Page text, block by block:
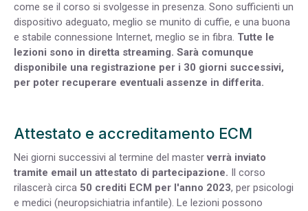
come se il corso si svolgesse in presenza. Sono sufficienti un
dispositivo adeguato, meglio se munito di cuffie, e una buona
e stabile connessione Internet, meglio se in fibra. Tutte le
lezioni sono in diretta streaming. Sarà comunque
disponibile una registrazione per i 30 giorni successivi,
per poter recuperare eventuali assenze in differita.
Attestato e accreditamento ECM
Nei giorni successivi al termine del masterverrà inviato
tramite email un attestato di partecipazione. Il corso
rilascerà circa 50 crediti ECM per l'anno 2023, per psicologi
e medici (neuropsichiatria infantile). Le lezioni possono